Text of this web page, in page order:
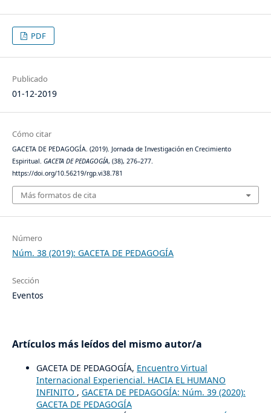
PDF
Publicado
01-12-2019
Cómo citar
GACETA DE PEDAGOGÍA. (2019). Jornada de Investigación en Crecimiento
Espiritual. GACETA DE PEDAGOGÍA, (38), 276–277.
https://doi.org/10.56219/rgp.vi38.781
Más formatos de cita
Número
Núm. 38 (2019): GACETA DE PEDAGOGÍA
Sección
Eventos
Artículos más leídos del mismo autor/a
GACETA DE PEDAGOGÍA, Encuentro Virtual
Internacional Experiencial. HACIA EL HUMANO
INFINITO , GACETA DE PEDAGOGÍA: Núm. 39 (2020):
GACETA DE PEDAGOGÍA